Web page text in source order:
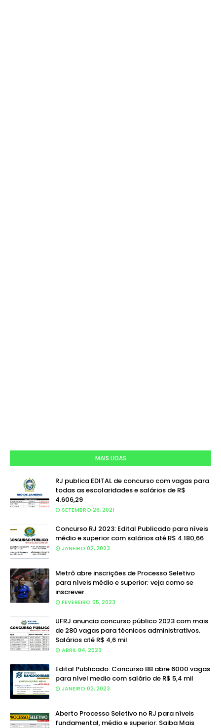
MAIS LIDAS
RJ publica EDITAL de concurso com vagas para
todas as escolaridades e salários de R$
4.606,29
SETEMBRO 26, 2021
Concurso RJ 2023: Edital Publicado para níveis
médio e superior com salários até R$ 4.180,66
JANEIRO 02, 2023
Metrô abre inscrições de Processo Seletivo
para níveis médio e superior; veja como se
inscrever
FEVEREIRO 05, 2023
UFRJ anuncia concurso público 2023 com mais
de 280 vagas para técnicos administrativos.
Salários até R$ 4,6 mil
ABRIL 04, 2023
Edital Publicado: Concurso BB abre 6000 vagas
para nível medio com salário de R$ 5,4 mil
JANEIRO 02, 2023
Aberto Processo Seletivo no RJ para níveis
fundamental, médio e superior. Saiba Mais